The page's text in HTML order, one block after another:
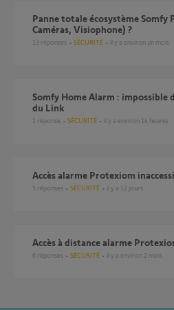
Panne totale écosystème Somfy Protect (Alarme,
Caméras, Visiophone) ?
13 réponses SÉCURITÉ il y a environ un mois
Somfy Home Alarm : impossible de terminer l’installation
du Link
1 réponse SÉCURITÉ il y a environ 14 heures
Accès alarme Protexiom
5 réponses SÉCURITÉ il y a 12 jours
Accès à distance alarme
6 réponses SÉCURITÉ il y a environ 2 mois